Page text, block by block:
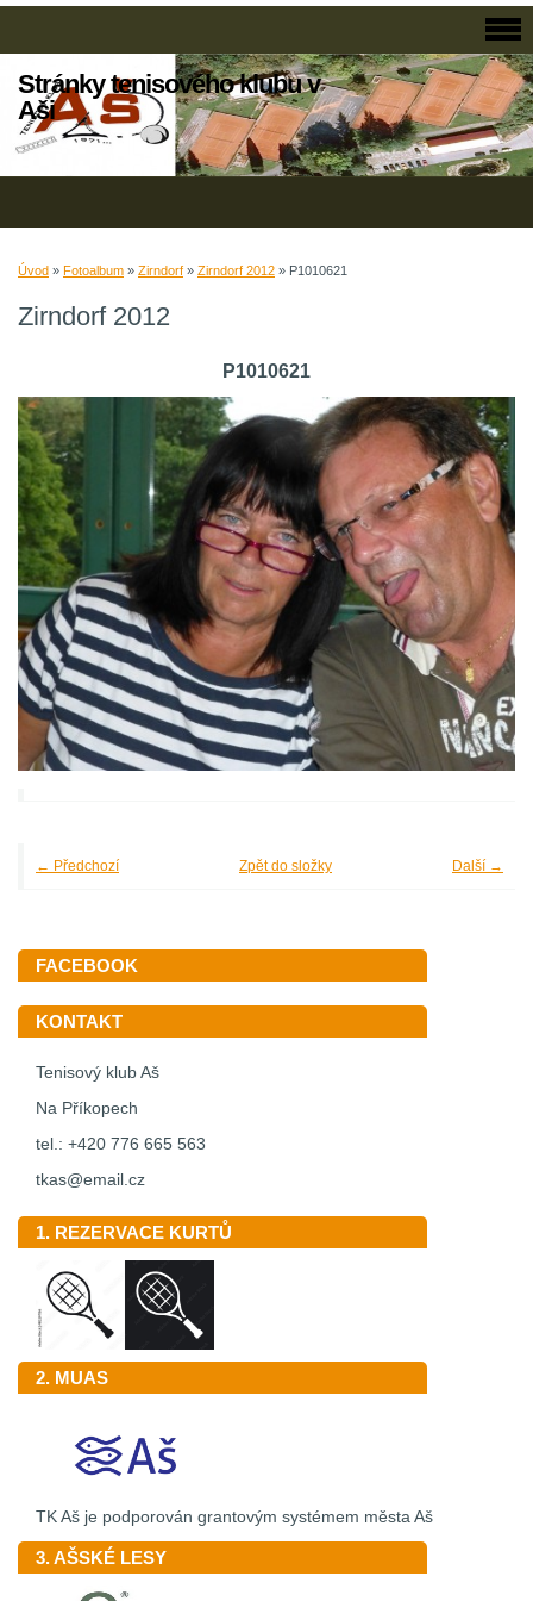
Stránky tenisového klubu v
Aši
Úvod » Fotoalbum » Zirndorf » Zirndorf 2012 » P1010621
Zirndorf 2012
P1010621
← Předchozí Další →
Zpět do složky
FACEBOOK
KONTAKT
Tenisový klub Aš
Na Příkopech
tel.: +420 776 665 563
tkas@email.cz
1. REZERVACE KURTŮ
2. MUAS
TK Aš je podporován grantovým systémem města Aš
3. AŠSKÉ LESY